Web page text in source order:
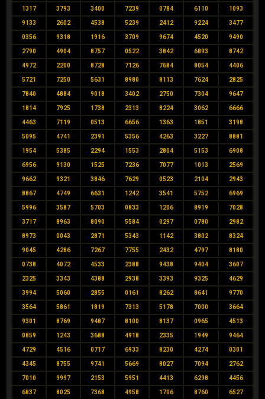
1317 3793 3400 7239 0784 6110 1093
9133 2602 4538 5239 2412 9224 3477
0356 9318 1916 3709 9674 4520 9490
2790 4904 8757 0522 3842 6893 8742
4972 2200 8728 7126 7684 8054 4406
5721 7250 5631 8980 8113 7624 2825
7840 4884 9018 3402 2750 7304 9647
1814 7925 1738 2313 8224 3062 6666
4463 7119 0513 6656 1363 1851 3198
5095 4741 2391 5356 4263 3227 8881
1954 5385 2294 1553 2804 5153 6908
6956 9130 1525 7236 7077 1013 2569
9662 9321 3846 7629 0523 2104 2943
8867 4749 6631 1242 3541 5752 6969
5996 3587 5703 0833 1206 8919 7028
3717 8963 8090 5584 0297 0780 2982
8973 0043 2871 5343 1142 3802 8324
9045 4286 7267 7755 2432 4797 8180
0738 4072 4533 2388 9438 9404 3607
2325 3343 4388 2938 3393 9325 4629
3994 5060 2855 0161 8262 8641 9770
3564 5861 1819 7313 5178 7000 3664
9301 8769 9487 8100 8137 0965 4513
0859 1243 3688 4918 2335 1949 9464
4729 4516 0717 6933 8230 4274 0301
4345 8755 9741 5669 8027 7094 2762
7010 9997 2153 5951 4413 6298 4456
6837 8025 7368 4958 1706 8760 6527